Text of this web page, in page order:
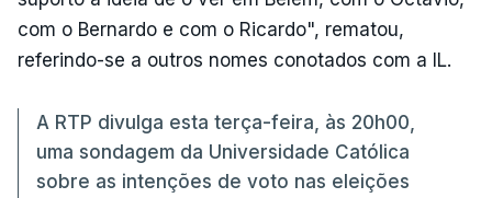
com o Bernardo e com o Ricardo", rematou,
referindo-se a outros nomes conotados com a IL.
A RTP divulga esta terça-feira, às 20h00,
uma sondagem da Universidade Católica
sobre as intenções de voto nas eleições